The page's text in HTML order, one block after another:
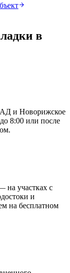
в
и Новорижское
8:00 или после
.
на участках с
и
на бесплатном